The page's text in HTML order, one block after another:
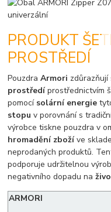
PRODUKT
PROSTŘEDÍ
PouzdraArmori zdůrazňují
prostředíprostřednictvím
pomocí solární energie
stopu v porovnání s
výrobce tiskne pouzdra v
hromadění zbožíve
neprodaných produktů.
podporuje udržitelnou
negativního dopadu na
ARMORI